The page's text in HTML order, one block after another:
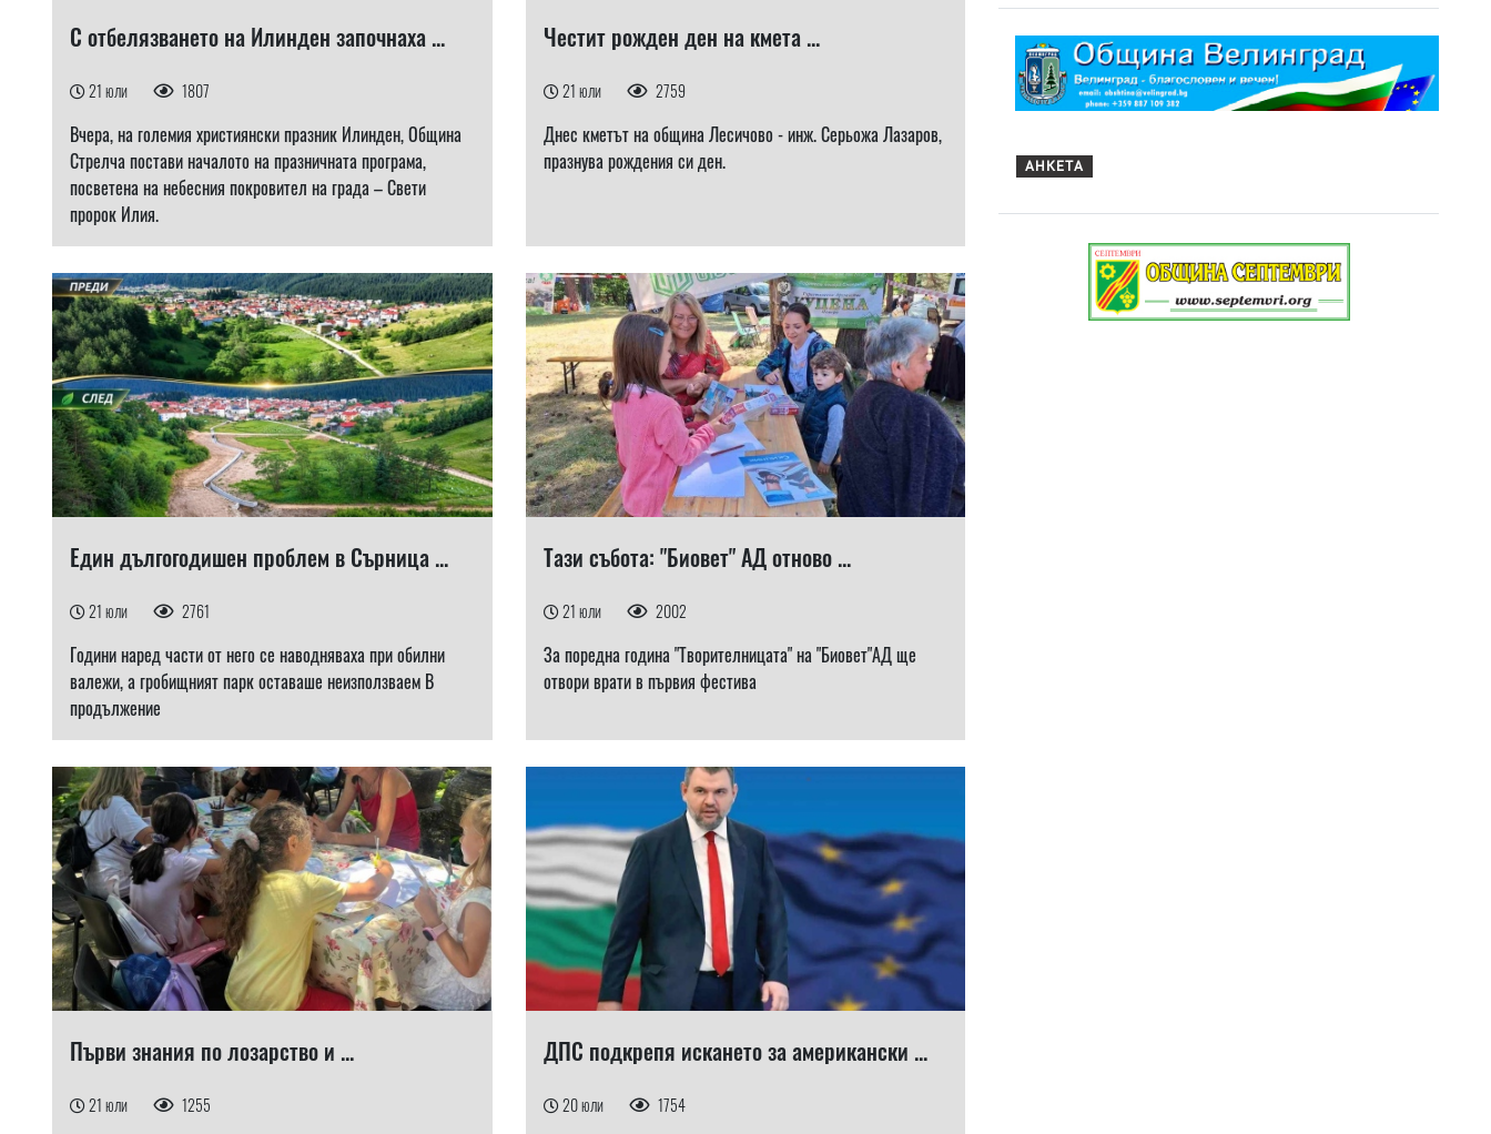
С отбелязването на Илинден започнаха ...
21 юли 1807
Вчера, на големия християнски празник Илинден, Община
Стрелча постави началото на празничната програма,
посветена на небесния покровител на града – Свети
пророк Илия.
Честит рожден ден на кмета ...
21 юли 2759
Днес кметът на община Лесичово - инж. Серьожа Лазаров,
празнува рождения си ден.
Един дългогодишен проблем в Сърница ...
21 юли 2761
Години наред части от него се наводняваха при обилни
валежи, а гробищният парк оставаше неизползваем В
продължение
Тази събота: "Биовет" АД отново ...
21 юли 2002
За поредна година "Творителницата" на "Биовет"АД ще
отвори врати в първия фестива
Първи знания по лозарство и ...
21 юли 1255
ДПС подкрепя искането за американски ...
20 юли 1754
АНКЕТА